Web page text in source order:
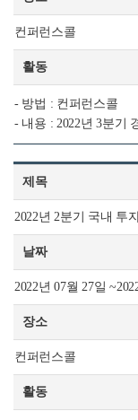
컨퍼런스콜
활동
- 방법 : 컨퍼런스콜
- 내용 : 2022년 3분기
제목
2022년 2분기 국내 투
날짜
2022년 07월 27일
장소
컨퍼런스콜
활동